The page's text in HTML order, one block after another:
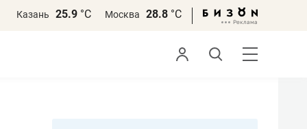
Казань 25.9 °С Москва 28.8 °С